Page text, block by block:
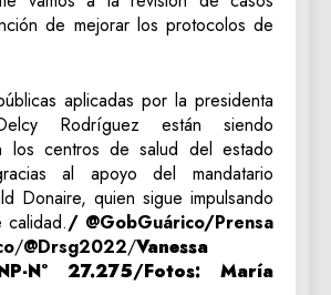
de mejorar los protocolos de
aplicadas por la presidenta
Rodríguez están siendo
los centros de salud del estado
al apoyo del mandatario
Donaire, quien sigue impulsando
calidad./ @GobGuárico/Prensa
/@Drsg2022/Vanessa
N° 27.275/Fotos: María